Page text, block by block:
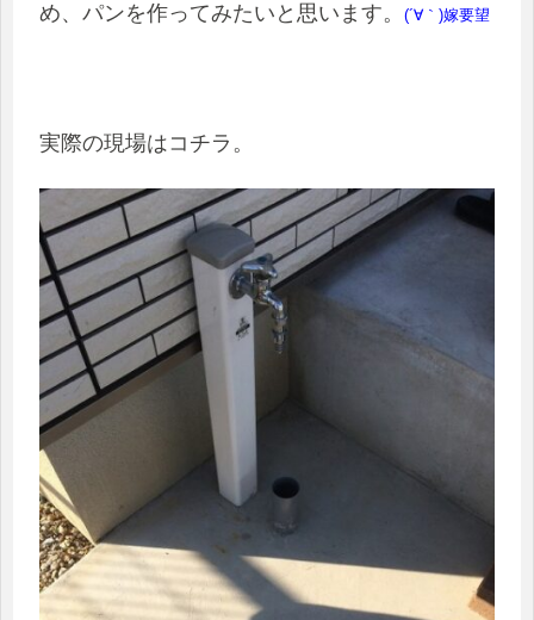
め、パンを作ってみたいと思います。
(´∀｀)嫁要望
実際の現場はコチラ。